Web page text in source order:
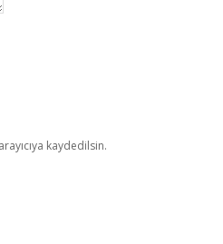
kaydedilsin.